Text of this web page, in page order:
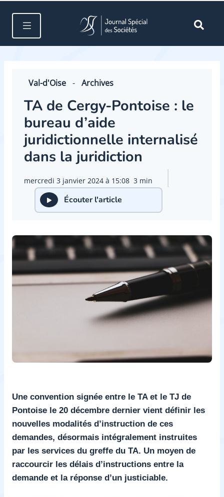
Val-d'Oise - Archives
TA de Cergy-Pontoise : le
bureau d’aide
juridictionnelle internalisé
dans la juridiction
mercredi 3 janvier 2024 à 15:08 3 min
Écouter l'article
Une convention signée entre le TA et le TJ de
Pontoise le 20 décembre dernier vient définir les
nouvelles modalités d’instruction de ces
demandes, désormais intégralement instruites
par les services du greffe du TA. Un moyen de
raccourcir les délais d’instructions entre la
demande et la réponse d’un justiciable.